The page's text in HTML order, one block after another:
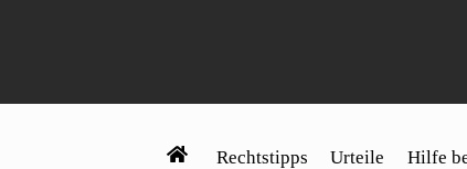
Rechtstipps Urteile Hilfe